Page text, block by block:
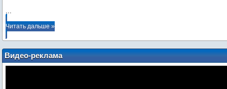
...
Читать дальше »
Видео-реклама